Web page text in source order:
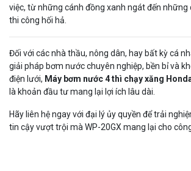
việc, từ những cánh đồng xanh ngát đến
thi công hối hả.
Đối với các nhà thầu, nông dân, hay bất kỳ cá
giải pháp bơm nước chuyên nghiệp, bền bỉ và
điện lưới, Máy bơm nước 4 thì chạy xăng
là khoản đầu tư mang lại lợi ích lâu dài.
Hãy liên hệ ngay với đại lý ủy quyền để trải
tin cậy vượt trội mà WP-20GX mang lại cho